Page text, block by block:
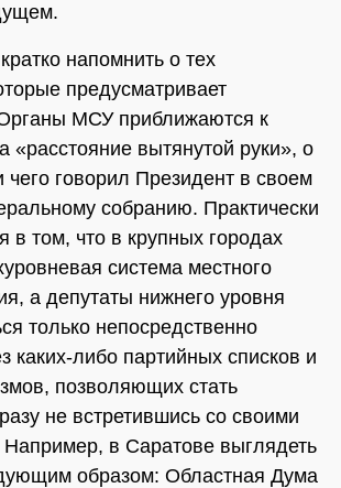
напомнить о тех
предусматривает
Органы МСУ приближаются к
«расстояние вытянутой руки», о
чего говорил Президент в своем
собранию. Практически
в том, что в крупных городах
система местного
а депутаты нижнего уровня
только непосредственно
каких-либо партийных списков и
позволяющих стать
не встретившись со своими
Например, в Саратове выглядеть
образом: Областная Дума